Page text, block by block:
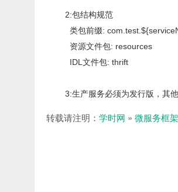
2:包结构规范
类包前缀:
资源文件包: resources
IDL文件包: thrift （
3:生产服务必须为发行版，其他
转载请注明： 学时网 » 微服务框